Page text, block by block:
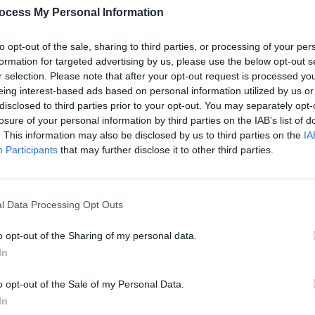
My Personal Information
opt-out of the sale, sharing to third parties, or processing of your
for targeted advertising by us, please use the below opt-out
selection. Please note that after your opt-out request is processed
interest-based ads based on personal information utilized by us
to third parties prior to your opt-out. You may separately
of your personal information by third parties on the IAB’s list of
This information may also be disclosed by us to third parties on the
Participants that may further disclose it to other third parties.
Data Processing Opt Outs
opt-out of the Sharing of my personal data.
opt-out of the Sale of my Personal Data.
les insomnies ralentirait le développement de la maladie
loin pour confirmer ce résultat prometteur.
suvorexant
sans trouble cognitif
ont testé les effets d’un
insomnies, le suvorexant. Les participants ont été
suvorexant,
1.3k
4
1k